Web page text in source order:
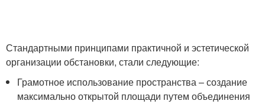
Стандартными принципами практичной и эстетической
организации обстановки, стали следующие:
Грамотное использование пространства – создание
максимально открытой площади путем объединения